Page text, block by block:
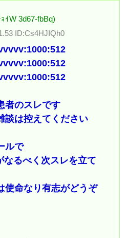
ｲW 3d67-fbBq)
ID:Cs4HJIQh0
者のスレです
談は控えてください
ルで
なるべく次スレを立て
使命なり有志がどうぞ